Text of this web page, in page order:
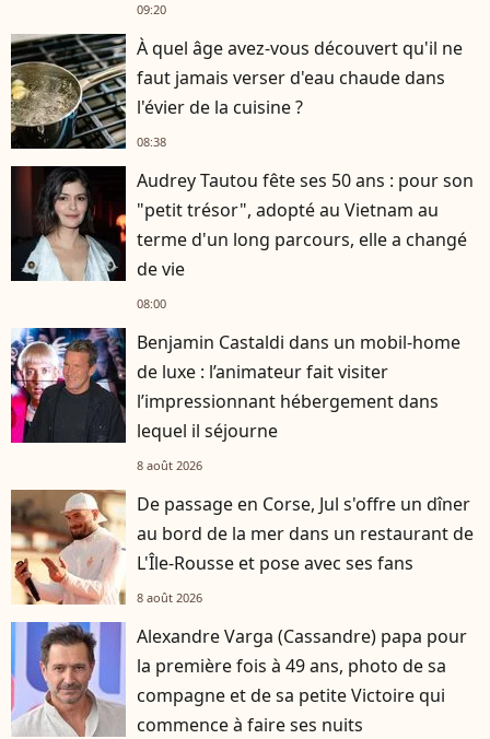
09:20
À quel âge avez-vous découvert qu'il ne
faut jamais verser d'eau chaude dans
l'évier de la cuisine ?
08:38
Audrey Tautou fête ses 50 ans : pour son
"petit trésor", adopté au Vietnam au
terme d'un long parcours, elle a changé
de vie
08:00
Benjamin Castaldi dans un mobil-home
de luxe : l’animateur fait visiter
l’impressionnant hébergement dans
lequel il séjourne
8 août 2026
De passage en Corse, Jul s'offre un dîner
au bord de la mer dans un restaurant de
L'Île-Rousse et pose avec ses fans
8 août 2026
Alexandre Varga (Cassandre) papa pour
la première fois à 49 ans, photo de sa
compagne et de sa petite Victoire qui
commence à faire ses nuits